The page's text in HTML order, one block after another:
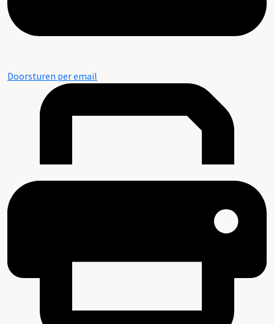
Doorsturen per email